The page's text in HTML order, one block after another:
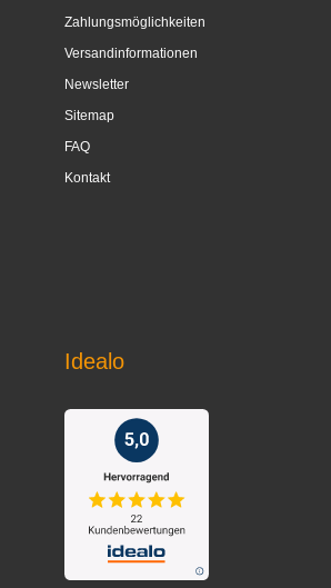
Zahlungsmöglichkeiten
Versandinformationen
Newsletter
Sitemap
FAQ
Kontakt
Idealo